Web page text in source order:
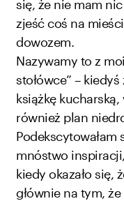
się, że nie mam
zjeść coś na
dowozem.
Nazywamy to z
stołówce” –
książkę
również plan
Podekscytowałam
mnóstwo
kiedy okazało się,
głównie na tym,